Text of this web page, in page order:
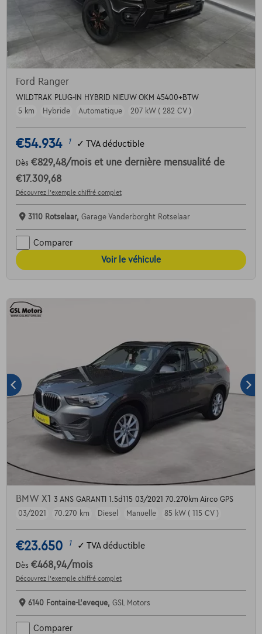
Ford Ranger
WILDTRAK PLUG-IN HYBRID NIEUW OKM 45400+BTW
5 km
Hybride Automatique 207 kW ( 282 CV )
€54.934 1 ✓ TVA déductible
Dès €829,48/mois et une dernière mensualité de
€17.309,68
Découvrez l’exemple chiffré complet
3110 Rotselaar, Garage Vanderborght Rotselaar
Comparer
Voir le véhicule
BMW X1 3 ANS GARANTI 1.5d115 03/2021 70.270km Airco GPS
03/2021
70.270 km Diesel Manuelle 85 kW ( 115 CV )
€23.650 1 ✓ TVA déductible
Dès €468,94/mois
Découvrez l’exemple chiffré complet
6140 Fontaine-L'eveque, GSL Motors
Comparer